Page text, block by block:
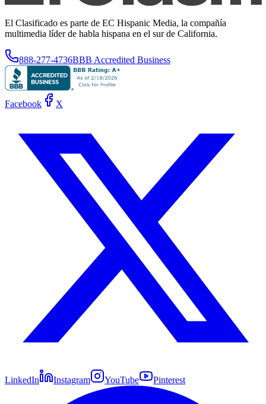
El Clasificado es parte de EC Hispanic Media, la compañía
multimedia líder de habla hispana en el sur de California.
888-277-4736BBB Accredited Business
Facebook X
LinkedIn Instagram YouTube Pinterest